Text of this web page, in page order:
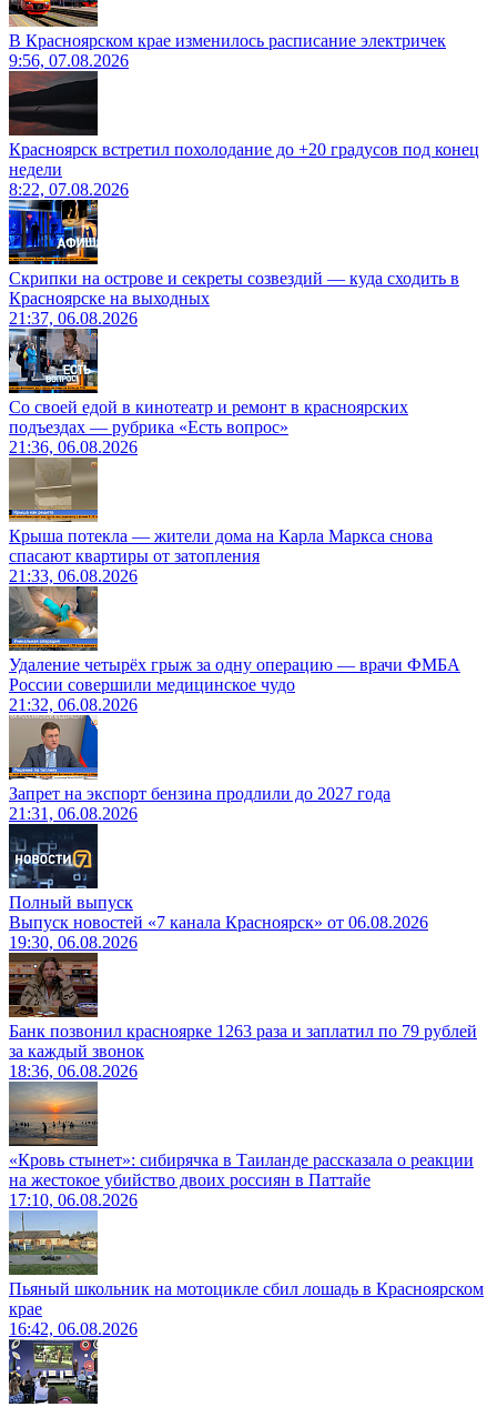
В Красноярском крае изменилось расписание электричек
9:56, 07.08.2026
Красноярск встретил похолодание до +20 градусов под конец
недели
8:22, 07.08.2026
Скрипки на острове и секреты созвездий — куда сходить в
Красноярске на выходных
21:37, 06.08.2026
Со своей едой в кинотеатр и ремонт в красноярских
подъездах — рубрика «Есть вопрос»
21:36, 06.08.2026
Крыша потекла — жители дома на Карла Маркса снова
спасают квартиры от затопления
21:33, 06.08.2026
Удаление четырёх грыж за одну операцию — врачи ФМБА
России совершили медицинское чудо
21:32, 06.08.2026
Запрет на экспорт бензина продлили до 2027 года
21:31, 06.08.2026
Полный выпуск
Выпуск новостей «7 канала Красноярск» от 06.08.2026
19:30, 06.08.2026
Банк позвонил красноярке 1263 раза и заплатил по 79 рублей
за каждый звонок
18:36, 06.08.2026
«Кровь стынет»: сибирячка в Таиланде рассказала о реакции
на жестокое убийство двоих россиян в Паттайе
17:10, 06.08.2026
Пьяный школьник на мотоцикле сбил лошадь в Красноярском
крае
16:42, 06.08.2026